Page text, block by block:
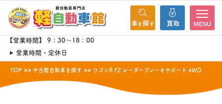
MENU
【営業時間】 9：30～18：00
営業時間・定休日
TOP 中古軽自動車を探す ワゴンR FZ レーダーブレーキサポート 4WD